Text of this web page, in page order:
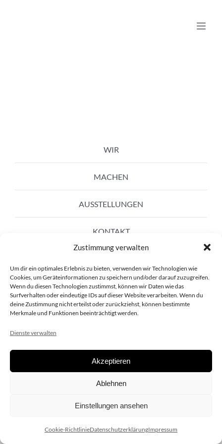
Zustimmung verwalten
Um dir ein optimales Erlebnis zu bieten, verwenden wir Technologien wie
Cookies, um Geräteinformationen zu speichern und/oder darauf zuzugreifen.
Wenn du diesen Technologien zustimmst, können wir Daten wie das
Surfverhalten oder eindeutige IDs auf dieser Website verarbeiten. Wenn du
deine Zustimmung nicht erteilst oder zurückziehst, können bestimmte
Merkmale und Funktionen beeinträchtigt werden.
Dienste verwalten
Akzeptieren
Ablehnen
Einstellungen ansehen
Cookie-RichtlinieDatenschutzerklärungImpressum
WIR
MACHEN
AUSSTELLUNGEN
KONTAKT
Copyright 2020 dieSCHAUsteller.at |Datenschützerklärung|
| Design:www.ARGEntur.at